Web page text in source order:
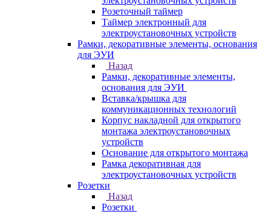
Розеточный таймер
Таймер электронный для
электроустановочных устройств
Рамки, декоративные элементы, основания
для ЭУИ
Назад
Рамки, декоративные элементы,
основания для ЭУИ
Вставка/крышка для
коммуникационных технологий
Корпус накладной для открытого
монтажа электроустановочных
устройств
Основание для открытого монтажа
Рамка декоративная для
электроустановочных устройств
Розетки
Назад
Розетки